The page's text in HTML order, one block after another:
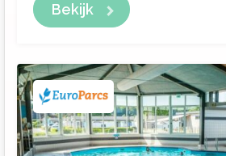
Bekijk